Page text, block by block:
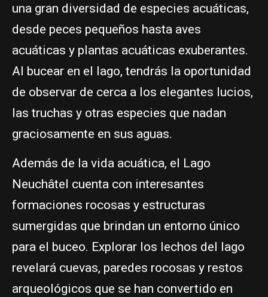
una gran diversidad de especies acuáticas,
desde peces pequeños hasta aves
acuáticas y plantas acuáticas exuberantes.
Al bucear en el lago, tendrás la oportunidad
de observar de cerca a los elegantes lucios,
las truchas y otras especies que nadan
graciosamente en sus aguas.
Además de la vida acuática, el Lago
Neuchâtel cuenta con interesantes
formaciones rocosas y estructuras
sumergidas que brindan un entorno único
para el buceo. Explorar los lechos del lago
revelará cuevas, paredes rocosas y restos
arqueológicos que se han convertido en